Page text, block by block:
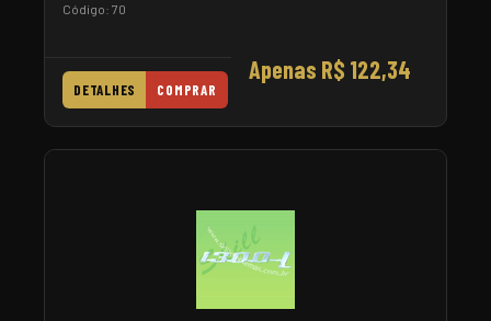
Código: 70
Apenas R$ 122,34
DETALHES COMPRAR